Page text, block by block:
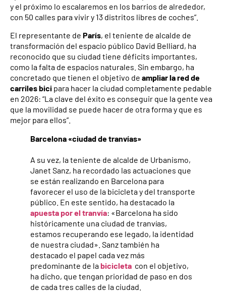
y el próximo lo escalaremos en los barrios de alrededor,
con 50 calles para vivir y 13 distritos libres de coches”.
El representante de París, el teniente de alcalde de
transformación del espacio público David Belliard, ha
reconocido que su ciudad tiene déficits importantes,
como la falta de espacios naturales. Sin embargo, ha
concretado que tienen el objetivo de ampliar la red de
carriles bici para hacer la ciudad completamente pedable
en 2026: “La clave del éxito es conseguir que la gente vea
que la movilidad se puede hacer de otra forma y que es
mejor para ellos”.
Barcelona «ciudad de tranvías»
A su vez, la teniente de alcalde de Urbanismo,
Janet Sanz, ha recordado las actuaciones que
se están realizando en Barcelona para
favorecer el uso de la bicicleta y del transporte
público. En este sentido, ha destacado la
apuesta por el tranvía: «Barcelona ha sido
históricamente una ciudad de tranvías,
estamos recuperando ese legado, la identidad
de nuestra ciudad». Sanz también ha
destacado el papel cada vez más
predominante de labicicleta con el objetivo,
ha dicho, que tengan prioridad de paso en dos
de cada tres calles de la ciudad.